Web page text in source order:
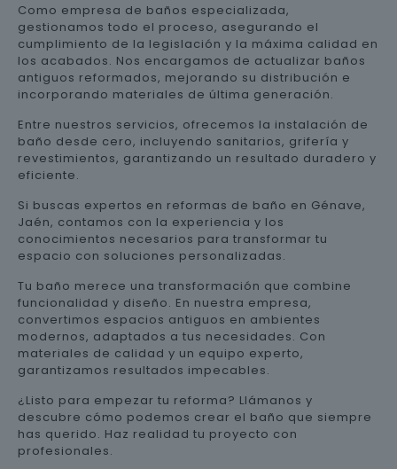
Como empresa de baños especializada,
gestionamos todo el proceso, asegurando el
cumplimiento de la legislación y la máxima calidad en
los acabados. Nos encargamos de actualizar baños
antiguos reformados, mejorando su distribución e
incorporando materiales de última generación.
Entre nuestros servicios, ofrecemos la instalación de
baño desde cero, incluyendo sanitarios, grifería y
revestimientos, garantizando un resultado duradero y
eficiente.
Si buscas expertos en reformas de baño en Génave,
Jaén, contamos con la experiencia y los
conocimientos necesarios para transformar tu
espacio con soluciones personalizadas.
Tu baño merece una transformación que combine
funcionalidad y diseño. En nuestra empresa,
convertimos espacios antiguos en ambientes
modernos, adaptados a tus necesidades. Con
materiales de calidad y un equipo experto,
garantizamos resultados impecables.
¿Listo para empezar tu reforma? Llámanos y
descubre cómo podemos crear el baño que siempre
has querido. Haz realidad tu proyecto con
profesionales.